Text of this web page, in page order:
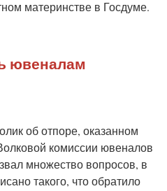
материнстве в Госдуме.
ювеналам
об отпоре, оказанном
комиссии ювеналов
множество вопросов, в
такого, что обратило